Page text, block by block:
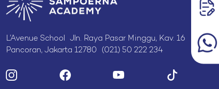
L’Avenue School Jln. Raya Pasar Minggu, Kav. 16
Pancoran, Jakarta 12780 (021) 50 222 234